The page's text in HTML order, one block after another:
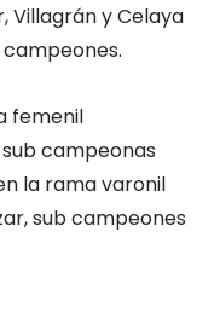
Villagrán y Celaya
femenil
campeonas
la rama varonil
sub campeones